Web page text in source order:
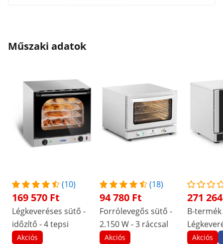
Műszaki adatok
(10)
169 570 Ft
Légkeveréses sütő -
időzítő - 4 tepsi
Akciós
(18)
94 780 Ft
Forrólevegős sütő -
2.150 W - 3 ráccsal
Akciós
271
B-termék
2.800 W -
Akciós